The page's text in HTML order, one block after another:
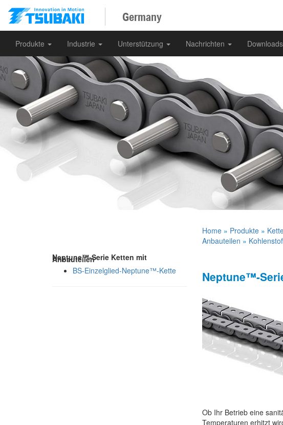
Germany
Produkte Industrie Unterstützung Nachrichten Downloads
Home» Produkte»
Anbauteilen »
Neptune™-Serie Ketten mit
Anbauteilen
BS-Einzelglied-Neptune™-Kette
Neptune™-
Ob Ihr Betrieb eine
Temperaturen erhitzt